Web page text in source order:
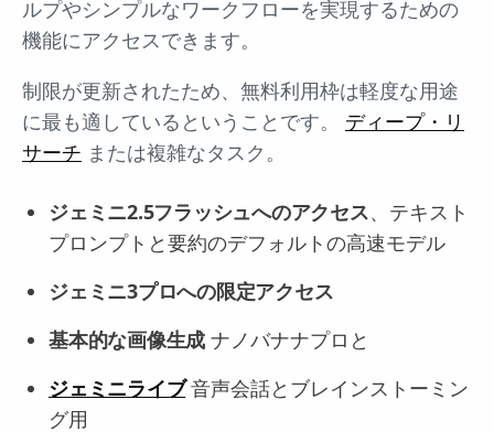
ルプやシンプルなワークフローを実現するための
機能にアクセスできます。
制限が更新されたため、無料利用枠は軽度な用途
に最も適しているということです。 ディープ・リ
サーチ または複雑なタスク。
ジェミニ2.5フラッシュへのアクセス、テキスト
プロンプトと要約のデフォルトの高速モデル
ジェミニ3プロへの限定アクセス
基本的な画像生成 ナノバナナプロと
ジェミニライブ音声会話とブレインストーミン
グ用